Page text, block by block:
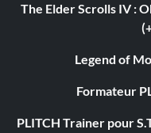
The Elder Scrolls IV :
Legend of
Formateur
PLITCH Trainer pour